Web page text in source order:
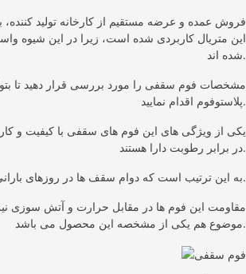
فروش عمده و عرضه مستقیم از کارخانه تولید
این متریال کاربردی شده است، زیرا در این شیوه
شده اند.
مشخصات فوم سقفی را مورد بررسی قرار دهید تا
پلاستوفوم اقدام نمایید.
یکی از ویژگی های این فوم های سقفی با کیفیت و
در برابر رطوبت دارا هستند.
به این ترتیب است که دوام سقف ها در روزهای بارانی نیز افزایش می یابد.
مقاومت این فوم ها در مقابل حرارت و آتش سوزی
موضوع هم یکی از مشخصه این محصول می باشد.